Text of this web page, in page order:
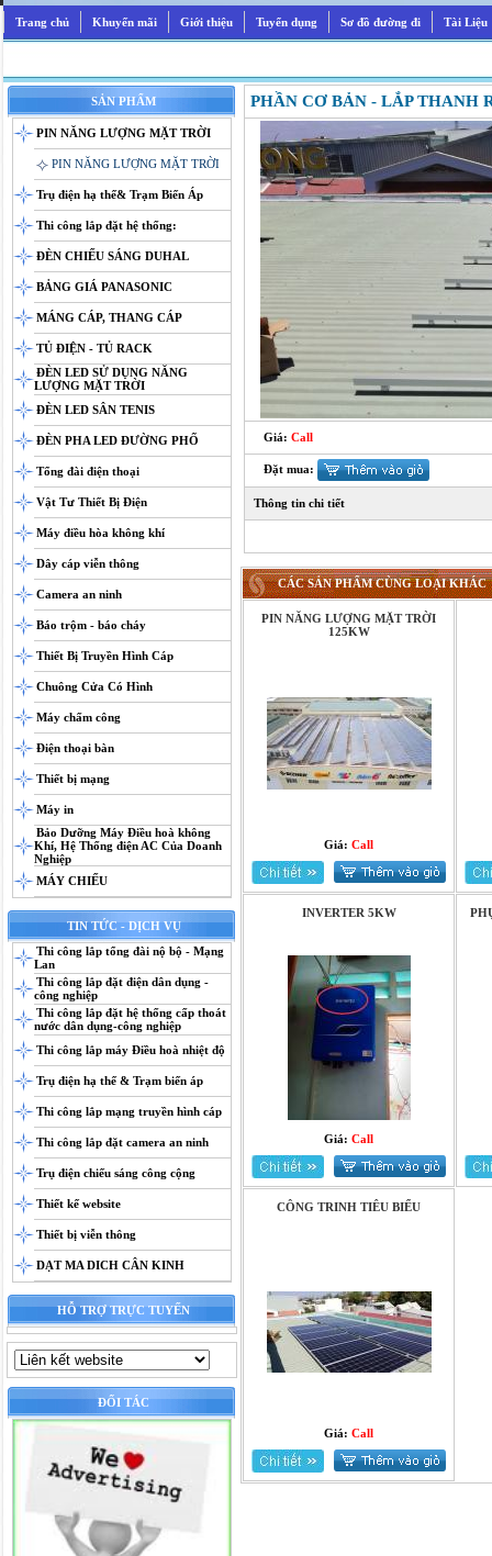
Trang chủ Khuyến mãi Giới thiệu Tuyển dụng Sơ đồ đường đi Tài Liệu
SẢN PHẨM
PIN NĂNG LƯỢNG MẶT TRỜI
PIN NĂNG LƯỢNG MẶT TRỜI
Trụ điện hạ thế& Trạm Biến Áp
Thi công lắp đặt hệ thống:
ĐÈN CHIẾU SÁNG DUHAL
BẢNG GIÁ PANASONIC
MÁNG CÁP, THANG CÁP
TỦ ĐIỆN - TỦ RACK
ĐÈN LED SỬ DỤNG NĂNG
LƯỢNG MẶT TRỜI
ĐÈN LED SÂN TENIS
ĐÈN PHA LED ĐƯỜNG PHỐ
Tổng đài điện thoại
Vật Tư Thiết Bị Điện
Máy điều hòa không khí
Dây cáp viễn thông
Camera an ninh
Báo trộm - báo cháy
Thiết Bị Truyền Hình Cáp
Chuông Cửa Có Hình
Máy chấm công
Điện thoại bàn
Thiết bị mạng
Máy in
Bảo Dưỡng Máy Điều hoà không
Khí, Hệ Thống điện AC Của Doanh
Nghiệp
MÁY CHIẾU
TIN TỨC - DỊCH VỤ
Thi công lắp tổng đài nộ bộ - Mạng
Lan
Thi công lắp đặt điện dân dụng -
công nghiệp
Thi công lắp đặt hệ thống cấp thoát
nước dân dụng-công nghiệp
Thi công lắp máy Điều hoà nhiệt độ
Trụ điện hạ thế & Trạm biến áp
Thi công lắp mạng truyền hình cáp
Thi công lắp đặt camera an ninh
Trụ điện chiếu sáng công cộng
Thiết kế website
Thiết bị viễn thông
DẠT MA DICH CÂN KINH
HỖ TRỢ TRỰC TUYẾN
ĐỐI TÁC
PHẦN CƠ BẢN - LẮP THANH
Giá: Call
Đặt mua:
Thông tin chi tiết
CÁC SẢN PHẨM CÙNG LOẠI KHÁC
PIN NĂNG LƯỢNG MẶT TRỜI
125KW
Giá: Call
INVERTER 5KW
Giá: Call
CÔNG TRINH TIÊU BIỂU
Giá: Call